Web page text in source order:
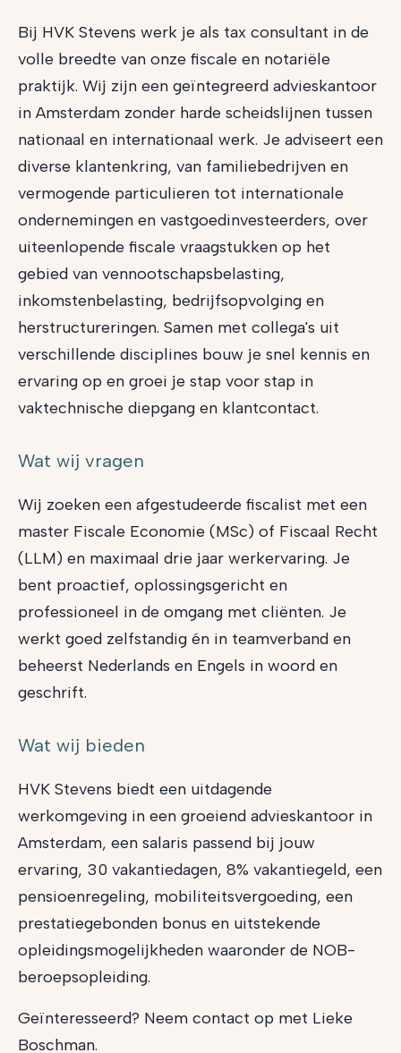
Bij HVK Stevens werk je als tax consultant in de
volle breedte van onze fiscale en notariële
praktijk. Wij zijn een geïntegreerd advieskantoor
in Amsterdam zonder harde scheidslijnen tussen
nationaal en internationaal werk. Je adviseert een
diverse klantenkring, van familiebedrijven en
vermogende particulieren tot internationale
ondernemingen en vastgoedinvesteerders, over
uiteenlopende fiscale vraagstukken op het
gebied van vennootschapsbelasting,
inkomstenbelasting, bedrijfsopvolging en
herstructureringen. Samen met collega's uit
verschillende disciplines bouw je snel kennis en
ervaring op en groei je stap voor stap in
vaktechnische diepgang en klantcontact.
Wat wij vragen
Wij zoeken een afgestudeerde fiscalist met een
master Fiscale Economie (MSc) of Fiscaal Recht
(LLM) en maximaal drie jaar werkervaring. Je
bent proactief, oplossingsgericht en
professioneel in de omgang met cliënten. Je
werkt goed zelfstandig én in teamverband en
beheerst Nederlands en Engels in woord en
geschrift.
Wat wij bieden
HVK Stevens biedt een uitdagende
werkomgeving in een groeiend advieskantoor in
Amsterdam, een salaris passend bij jouw
ervaring, 30 vakantiedagen, 8% vakantiegeld, een
pensioenregeling, mobiliteitsvergoeding, een
prestatiegebonden bonus en uitstekende
opleidingsmogelijkheden waaronder de NOB-
beroepsopleiding.
Geïnteresseerd? Neem contact op met Lieke
Boschman.